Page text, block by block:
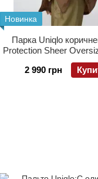
Новинка
Парка Uniqlo
Protection Sheer
2 990 грн